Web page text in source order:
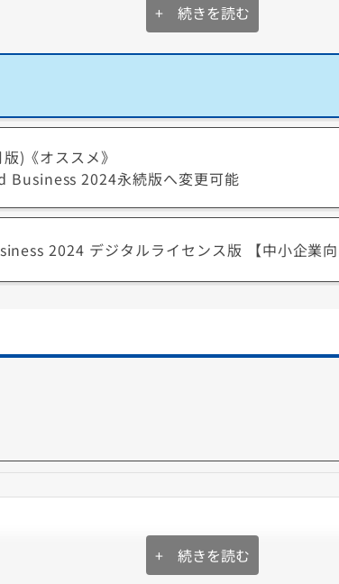
Word Excel PowerPoint Outlook OneNote OneDrive Defender Designer
。
るサブスク型、AI機能「Copilot」と1TBのクラウドス
など最大5台のデバイスで同時に利用できます。
た定番バージョンで作業する利用方法におすすめです
用することができます。(Microsoft Office 2024のサ
でも利用可能です。
+ 続きを読む
)《オススメ》
2024永続版へ変更可能
2024 デジタルライセンス版 【中小企業向
+ 続きを読む